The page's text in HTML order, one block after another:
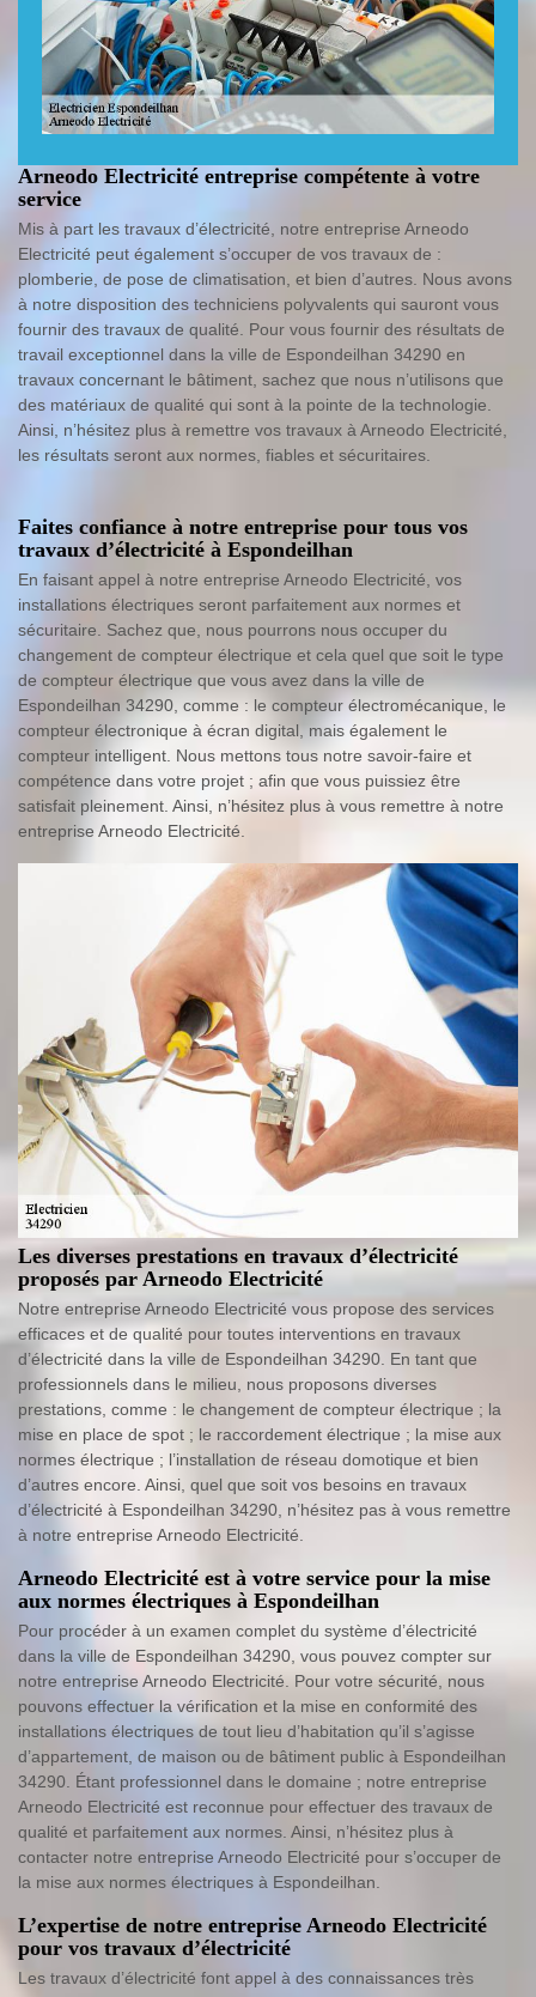
Arneodo Electricité entreprise compétente à votre
service
Mis à part les travaux d’électricité, notre entreprise Arneodo
Electricité peut également s’occuper de vos travaux de :
plomberie, de pose de climatisation, et bien d’autres. Nous avons
à notre disposition des techniciens polyvalents qui sauront vous
fournir des travaux de qualité. Pour vous fournir des résultats de
travail exceptionnel dans la ville de Espondeilhan 34290 en
travaux concernant le bâtiment, sachez que nous n’utilisons que
des matériaux de qualité qui sont à la pointe de la technologie.
Ainsi, n’hésitez plus à remettre vos travaux à Arneodo Electricité,
les résultats seront aux normes, fiables et sécuritaires.
Faites confiance à notre entreprise pour tous vos
travaux d’électricité à Espondeilhan
En faisant appel à notre entreprise Arneodo Electricité, vos
installations électriques seront parfaitement aux normes et
sécuritaire. Sachez que, nous pourrons nous occuper du
changement de compteur électrique et cela quel que soit le type
de compteur électrique que vous avez dans la ville de
Espondeilhan 34290, comme : le compteur électromécanique, le
compteur électronique à écran digital, mais également le
compteur intelligent. Nous mettons tous notre savoir-faire et
compétence dans votre projet ; afin que vous puissiez être
satisfait pleinement. Ainsi, n’hésitez plus à vous remettre à notre
entreprise Arneodo Electricité.
Les diverses prestations en travaux d’électricité
proposés par Arneodo Electricité
Notre entreprise Arneodo Electricité vous propose des services
efficaces et de qualité pour toutes interventions en travaux
d’électricité dans la ville de Espondeilhan 34290. En tant que
professionnels dans le milieu, nous proposons diverses
prestations, comme : le changement de compteur électrique ; la
mise en place de spot ; le raccordement électrique ; la mise aux
normes électrique ; l’installation de réseau domotique et bien
d’autres encore. Ainsi, quel que soit vos besoins en travaux
d’électricité à Espondeilhan 34290, n’hésitez pas à vous remettre
à notre entreprise Arneodo Electricité.
Arneodo Electricité est à votre service pour la mise
aux normes électriques à Espondeilhan
Pour procéder à un examen complet du système d’électricité
dans la ville de Espondeilhan 34290, vous pouvez compter sur
notre entreprise Arneodo Electricité. Pour votre sécurité, nous
pouvons effectuer la vérification et la mise en conformité des
installations électriques de tout lieu d’habitation qu’il s’agisse
d’appartement, de maison ou de bâtiment public à Espondeilhan
34290. Étant professionnel dans le domaine ; notre entreprise
Arneodo Electricité est reconnue pour effectuer des travaux de
qualité et parfaitement aux normes. Ainsi, n’hésitez plus à
contacter notre entreprise Arneodo Electricité pour s’occuper de
la mise aux normes électriques à Espondeilhan.
L’expertise de notre entreprise Arneodo Electricité
pour vos travaux d’électricité
Les travaux d’électricité font appel à des connaissances très